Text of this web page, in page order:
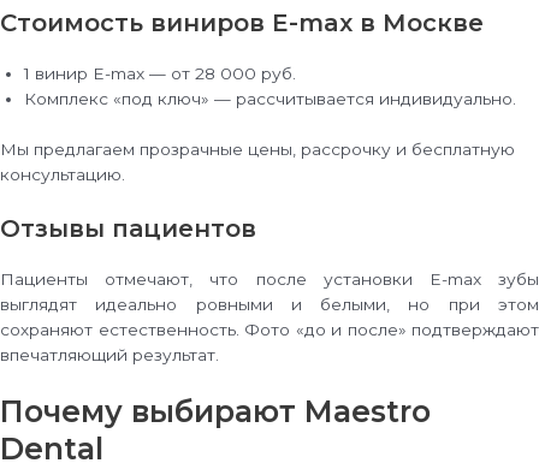
Стоимость виниров E-max в Москве
1 винир E-max — от 28 000 руб.
Комплекс «под ключ» — рассчитывается индивидуально.
Мы предлагаем прозрачные цены, рассрочку и бесплатную
консультацию.
Отзывы пациентов
Пациенты отмечают, что после установки E-max зубы
выглядят идеально ровными и белыми, но при этом
сохраняют естественность. Фото «до и после» подтверждают
впечатляющий результат.
Почему выбирают Maestro
Dental